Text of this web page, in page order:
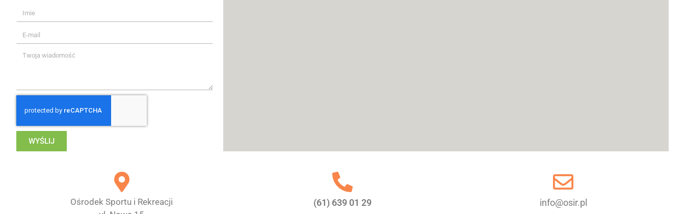
WYŚLIJ
Ośrodek Sportu i Rekreacji
(61) 639 01 29 info@osir.pl